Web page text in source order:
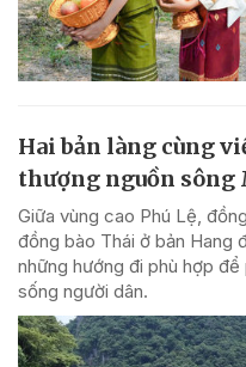
Hai bản làng cùng
thượng nguồn sông
Giữa vùng cao Phú Lệ,
đồng bào Thái ở bản Hang
những hướng đi phù hợp
sống người dân.